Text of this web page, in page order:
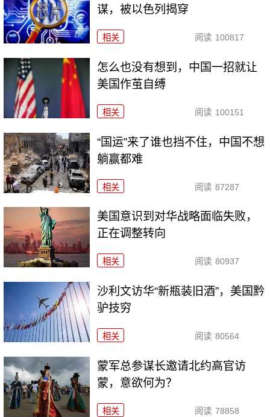
谋，被以色列揭穿
相关 阅读 100817
怎么也没有想到，中国一招就让
美国作茧自缚
相关 阅读 100151
“国运”来了谁也挡不住，中国不想
躺赢都难
相关 阅读 87287
美国意识到对华战略面临失败，
正在调整转向
相关 阅读 80937
沙利文访华“新瓶装旧酒”，美国黔
驴技穷
相关 阅读 80564
​蒙军总参谋长邀请北约高官访
蒙，意欲何为？
相关 阅读 78858